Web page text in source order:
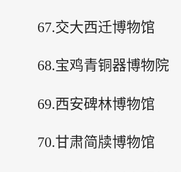
67.交大西迁博物馆
68.宝鸡青铜器博物院
69.西安碑林博物馆
70.甘肃简牍博物馆